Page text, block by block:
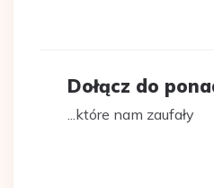
Dołącz do
...które nam zaufały